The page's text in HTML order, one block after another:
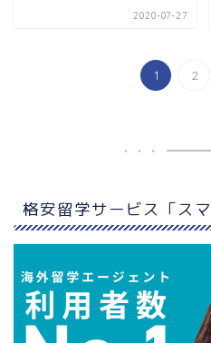
2020-07-27
1 2
格安留学サービス「スマ